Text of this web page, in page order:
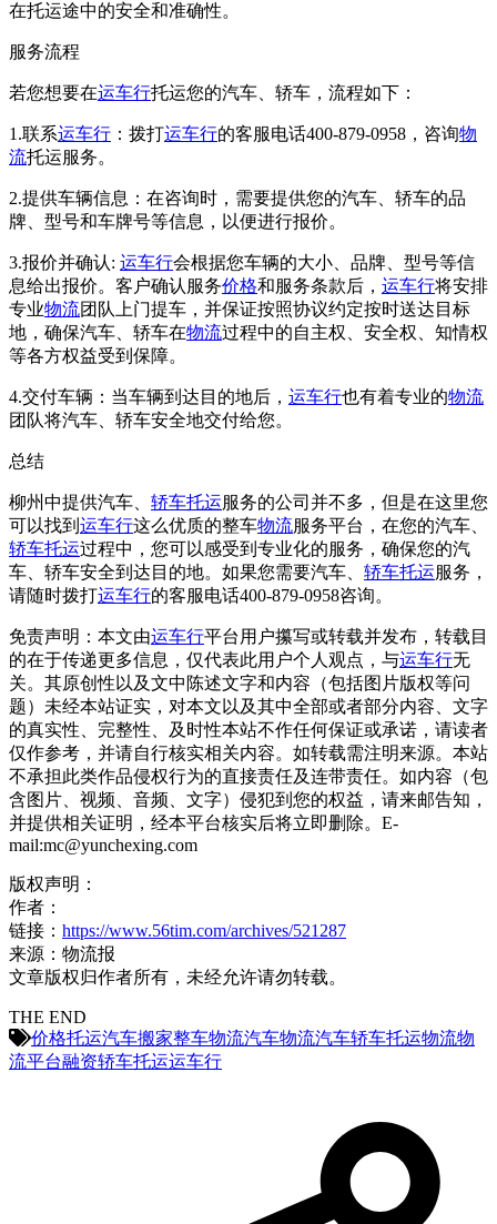
在托运途中的安全和准确性。
服务流程
若您想要在运车行托运您的汽车、轿车，流程如下：
1.联系运车行 ：拨打运车行的客服电话400-879-0958，咨询物
流托运服务。
2.提供车辆信息：在咨询时，需要提供您的汽车、轿车的品
牌、型号和车牌号等信息，以便进行报价。
3.报价并确认: 运车行会根据您车辆的大小、品牌、型号等信
息给出报价。客户确认服务价格和服务条款后， 运车行将安排
专业物流团队上门提车，并保证按照协议约定按时送达目标
地，确保汽车、轿车在物流过程中的自主权、安全权、知情权
等各方权益受到保障。
4.交付车辆：当车辆到达目的地后， 运车行也有着专业的物流
团队将汽车、轿车安全地交付给您。
总结
柳州中提供汽车、 轿车托运服务的公司并不多，但是在这里您
可以找到 运车行这么优质的整车物流服务平台，在您的汽车、
轿车托运过程中，您可以感受到专业化的服务，确保您的汽
车、轿车安全到达目的地。如果您需要汽车、 轿车托运服务，
请随时拨打运车行的客服电话400-879-0958咨询。
免责声明：本文由运车行平台用户攥写或转载并发布，转载目
的在于传递更多信息，仅代表此用户个人观点，与运车行无
关。其原创性以及文中陈述文字和内容（包括图片版权等问
题）未经本站证实，对本文以及其中全部或者部分内容、文字
的真实性、完整性、及时性本站不作任何保证或承诺，请读者
仅作参考，并请自行核实相关内容。如转载需注明来源。本站
不承担此类作品侵权行为的直接责任及连带责任。如内容（包
含图片、视频、音频、文字）侵犯到您的权益，请来邮告知，
并提供相关证明，经本平台核实后将立即删除。E-
mail:mc@yunchexing.com
版权声明：
作者：
链接： https://www.56tim.com/archives/521287
来源：物流报
文章版权归作者所有，未经允许请勿转载。
THE END
价格托运汽车搬家整车物流汽车物流汽车轿车托运物流物
流平台融资轿车托运运车行